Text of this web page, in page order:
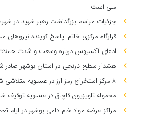
ملی است
جزئیات مراسم بزرگداشت رهبر شهید در
قرارگاه مرکزی خاتم: پاسخ کوبنده نیروهای
ادعای آکسیوس درباره وسعت و شدت حملات
هشدار سطح نارنجی در استان بوشهر صادر
۸ مرکز استخراج رمز ارز در عسلویه متلاشی شد
محموله تلویزیون قاچاق در عسلویه توقیف
مراکز عرضه مواد خام دامی بوشهر در ایام